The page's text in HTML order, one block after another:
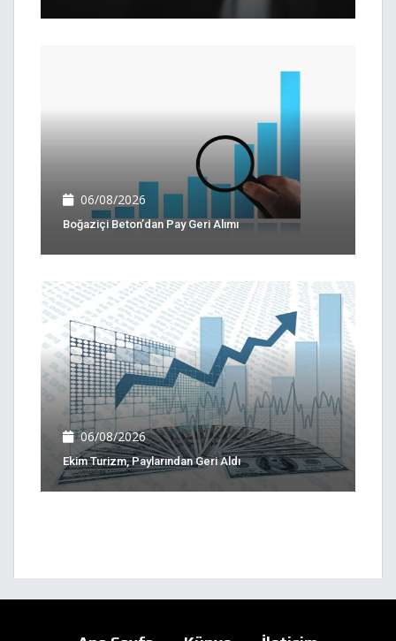
06/08/2026
Boğaziçi Beton’dan Pay Geri Alımı
06/08/2026
Ekim Turizm, Paylarından Geri Aldı